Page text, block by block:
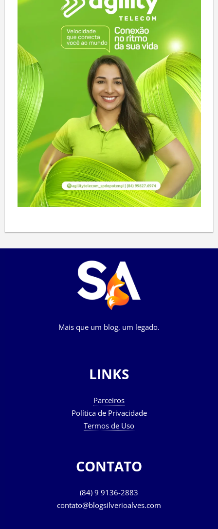
Mais que um blog, um legado.
LINKS
Parceiros
Política de Privacidade
Termos de Uso
CONTATO
(84) 9 9136-2883
contato@blogsilverioalves.com